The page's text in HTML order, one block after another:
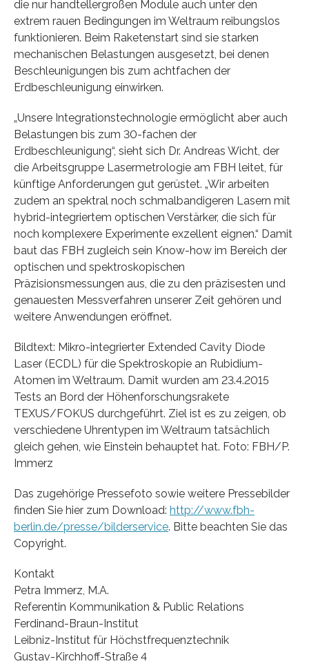
die nur handtellergroßen Module auch unter den
extrem rauen Bedingungen im Weltraum reibungslos
funktionieren. Beim Raketenstart sind sie starken
mechanischen Belastungen ausgesetzt, bei denen
Beschleunigungen bis zum achtfachen der
Erdbeschleunigung einwirken.
„Unsere Integrationstechnologie ermöglicht aber auch
Belastungen bis zum 30-fachen der
Erdbeschleunigung“, sieht sich Dr. Andreas Wicht, der
die Arbeitsgruppe Lasermetrologie am FBH leitet, für
künftige Anforderungen gut gerüstet. „Wir arbeiten
zudem an spektral noch schmalbandigeren Lasern mit
hybrid-integriertem optischen Verstärker, die sich für
noch komplexere Experimente exzellent eignen.“ Damit
baut das FBH zugleich sein Know-how im Bereich der
optischen und spektroskopischen
Präzisionsmessungen aus, die zu den präzisesten und
genauesten Messverfahren unserer Zeit gehören und
weitere Anwendungen eröffnet.
Bildtext: Mikro-integrierter Extended Cavity Diode
Laser (ECDL) für die Spektroskopie an Rubidium-
Atomen im Weltraum. Damit wurden am 23.4.2015
Tests an Bord der Höhenforschungsrakete
TEXUS/FOKUS durchgeführt. Ziel ist es zu zeigen, ob
verschiedene Uhrentypen im Weltraum tatsächlich
gleich gehen, wie Einstein behauptet hat. Foto: FBH/P.
Immerz
Das zugehörige Pressefoto sowie weitere Pressebilder
finden Sie hier zum Download: http://www.fbh-
berlin.de/presse/bilderservice. Bitte beachten Sie das
Copyright.
Kontakt
Petra Immerz, M.A.
Referentin Kommunikation & Public Relations
Ferdinand-Braun-Institut
Leibniz-Institut für Höchstfrequenztechnik
Gustav-Kirchhoff-Straße 4